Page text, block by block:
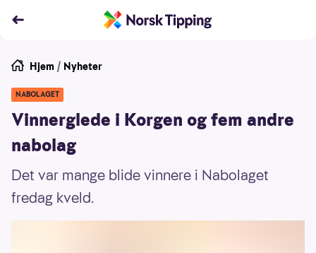
Hjem / Nyheter
NABOLAGET
Vinnerglede i Korgen og fem andre
nabolag
Det var mange blide vinnere i Nabolaget
fredag kveld.